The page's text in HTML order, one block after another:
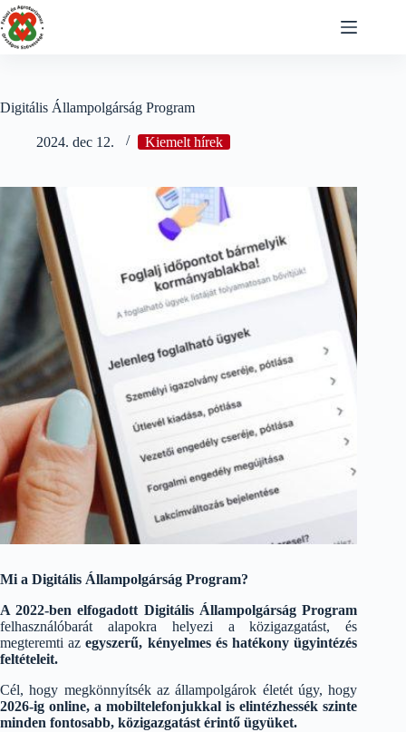
Skip
to
content
Digitális Állampolgárság Program
2024. dec 12. Kiemelt hírek
Mi a Digitális Állampolgárság Program?
A 2022-ben elfogadott Digitális Állampolgárság Program
felhasználóbarát alapokra helyezi a közigazgatást, és
megteremti azegyszerű, kényelmes és hatékony ügyintézés
feltételeit.
Cél, hogy megkönnyítsék az állampolgárok életét úgy, hogy
2026-ig online, a mobiltelefonjukkal is elintézhessék szinte
minden fontosabb, közigazgatást érintő ügyüket.